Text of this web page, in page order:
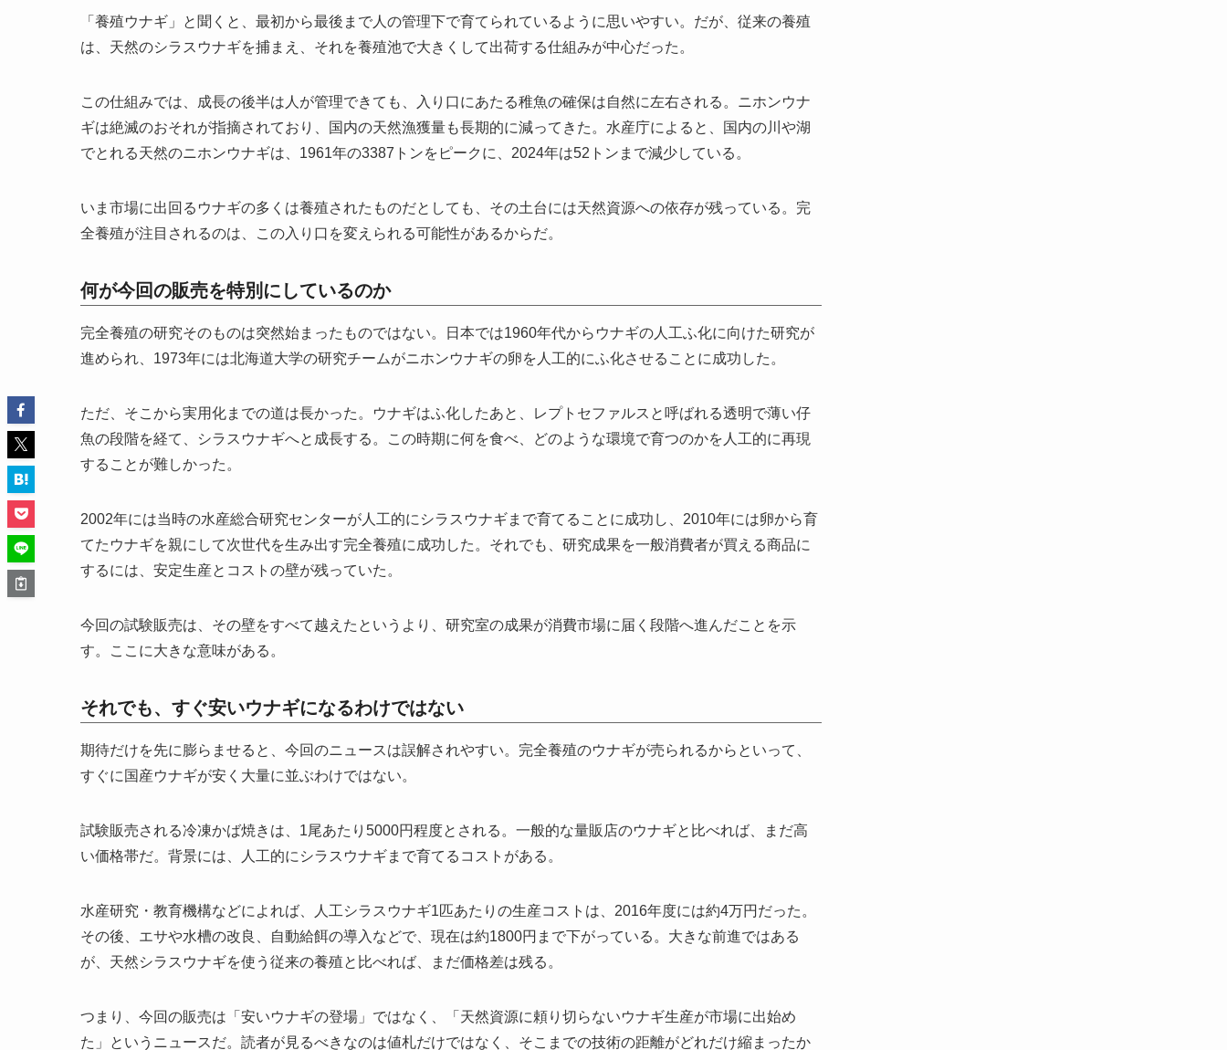
「養殖ウナギ」と聞くと、最初から最後まで人の管理下で育てられているように思いやすい。だが、従来の養殖
は、天然のシラスウナギを捕まえ、それを養殖池で大きくして出荷する仕組みが中心だった。
この仕組みでは、成長の後半は人が管理できても、入り口にあたる稚魚の確保は自然に左右される。ニホンウナ
ギは絶滅のおそれが指摘されており、国内の天然漁獲量も長期的に減ってきた。水産庁によると、国内の川や湖
でとれる天然のニホンウナギは、1961年の3387トンをピークに、2024年は52トンまで減少している。
いま市場に出回るウナギの多くは養殖されたものだとしても、その土台には天然資源への依存が残っている。完
全養殖が注目されるのは、この入り口を変えられる可能性があるからだ。
何が今回の販売を特別にしているのか
完全養殖の研究そのものは突然始まったものではない。日本では1960年代からウナギの人工ふ化に向けた研究が
進められ、1973年には北海道大学の研究チームがニホンウナギの卵を人工的にふ化させることに成功した。
ただ、そこから実用化までの道は長かった。ウナギはふ化したあと、レプトセファルスと呼ばれる透明で薄い仔
魚の段階を経て、シラスウナギへと成長する。この時期に何を食べ、どのような環境で育つのかを人工的に再現
することが難しかった。
2002年には当時の水産総合研究センターが人工的にシラスウナギまで育てることに成功し、2010年には卵から育
てたウナギを親にして次世代を生み出す完全養殖に成功した。それでも、研究成果を一般消費者が買える商品に
するには、安定生産とコストの壁が残っていた。
今回の試験販売は、その壁をすべて越えたというより、研究室の成果が消費市場に届く段階へ進んだことを示
す。ここに大きな意味がある。
それでも、すぐ安いウナギになるわけではない
期待だけを先に膨らませると、今回のニュースは誤解されやすい。完全養殖のウナギが売られるからといって、
すぐに国産ウナギが安く大量に並ぶわけではない。
試験販売される冷凍かば焼きは、1尾あたり5000円程度とされる。一般的な量販店のウナギと比べれば、まだ高
い価格帯だ。背景には、人工的にシラスウナギまで育てるコストがある。
水産研究・教育機構などによれば、人工シラスウナギ1匹あたりの生産コストは、2016年度には約4万円だった。
その後、エサや水槽の改良、自動給餌の導入などで、現在は約1800円まで下がっている。大きな前進ではある
が、天然シラスウナギを使う従来の養殖と比べれば、まだ価格差は残る。
つまり、今回の販売は「安いウナギの登場」ではなく、「天然資源に頼り切らないウナギ生産が市場に出始め
た」というニュースだ。読者が見るべきなのは値札だけではなく、そこまでの技術の距離がどれだけ縮まったか